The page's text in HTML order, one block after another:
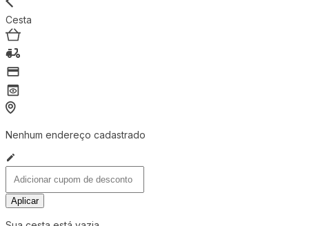
Cesta
Nenhum endereço cadastrado
Aplicar